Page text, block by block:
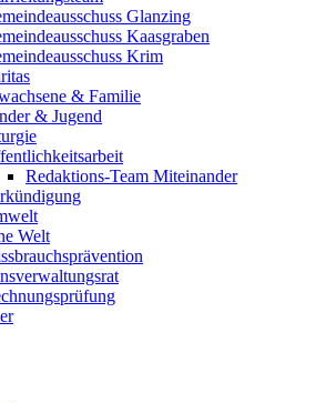
Glanzing
Kaasgraben
Krim
& Familie
& Jugend
Redaktions-Team Miteinander
Welt